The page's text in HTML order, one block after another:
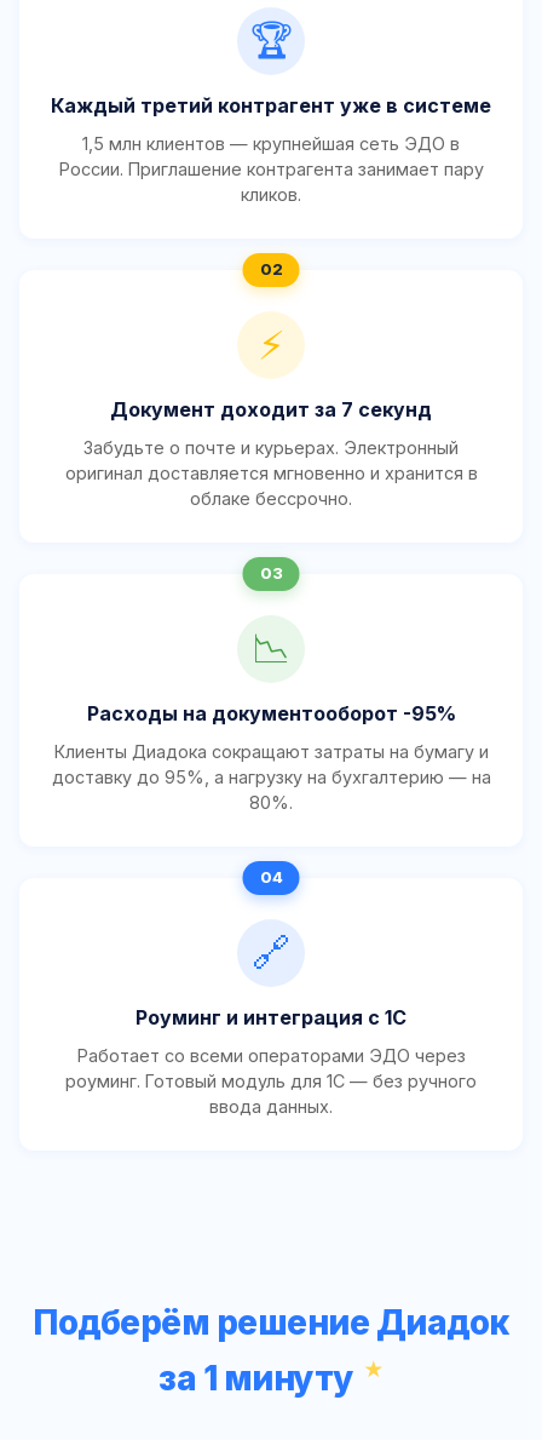
🏆
Каждый третий контрагент уже в системе
1,5 млн клиентов — крупнейшая сеть ЭДО в
России. Приглашение контрагента занимает пару
кликов.
⚡
Документ доходит за 7 секунд
Забудьте о почте и курьерах. Электронный
оригинал доставляется мгновенно и хранится в
облаке бессрочно.
📉
Расходы на документооборот -95%
Клиенты Диадока сокращают затраты на бумагу и
доставку до 95%, а нагрузку на бухгалтерию — на
80%.
🔗
Роуминг и интеграция с 1С
Работает со всеми операторами ЭДО через
роуминг. Готовый модуль для 1С — без ручного
ввода данных.
Подберём решение Диадок
за 1 минуту